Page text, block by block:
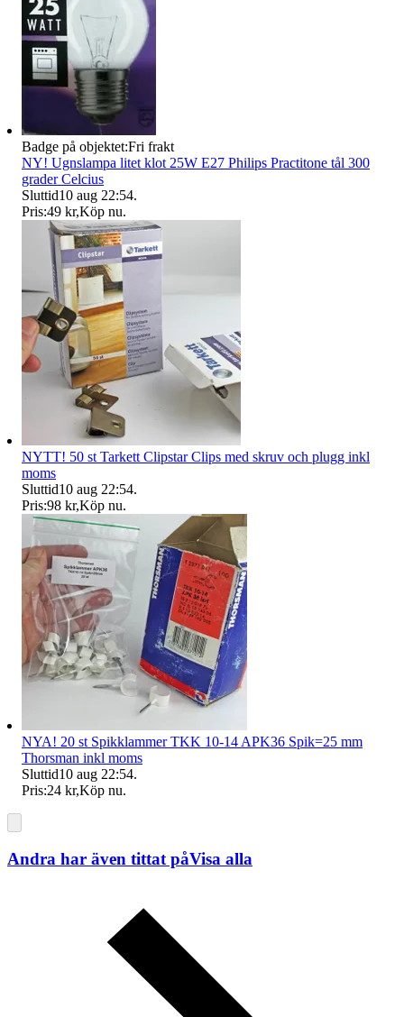
Badge på objektet:Fri frakt
NY! Ugnslampa litet klot 25W E27 Philips Practitone tål 300
grader Celcius
Sluttid10 aug 22:54.
Pris:49 kr,Köp nu.
NYTT! 50 st Tarkett Clipstar Clips med skruv och plugg inkl
moms
Sluttid10 aug 22:54.
Pris:98 kr,Köp nu.
NYA! 20 st Spikklammer TKK 10-14 APK36 Spik=25 mm
Thorsman inkl moms
Sluttid10 aug 22:54.
Pris:24 kr,Köp nu.
Andra har även tittat påVisa alla